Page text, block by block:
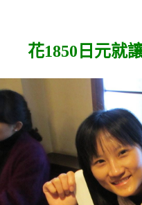
花1850日元就